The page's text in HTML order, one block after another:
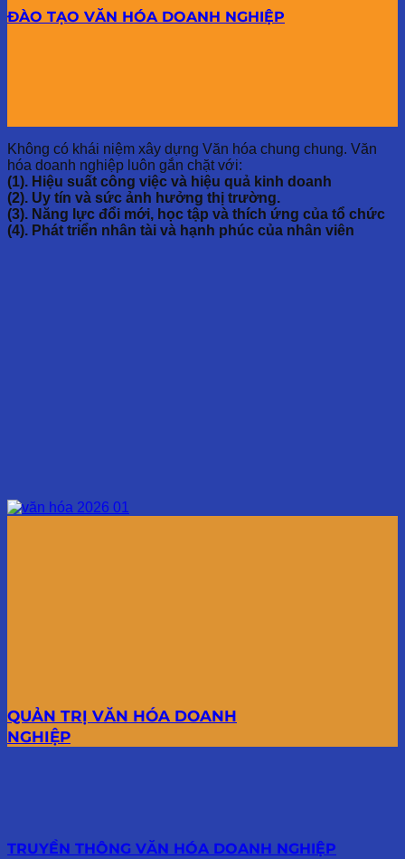
ĐÀO TẠO VĂN HÓA DOANH NGHIỆP
Không có khái niệm xây dựng Văn hóa chung chung. Văn
hóa doanh nghiệp luôn gắn chặt với:
(1). Hiệu suất công việc và hiệu quả kinh doanh
(2). Uy tín và sức ảnh hưởng thị trường.
(3). Năng lực đổi mới, học tập và thích ứng của tổ chức
(4). Phát triển nhân tài và hạnh phúc của nhân viên
QUẢN TRỊ VĂN HÓA DOANH
NGHIỆP
TRUYỀN THÔNG VĂN HÓA DOANH NGHIỆP